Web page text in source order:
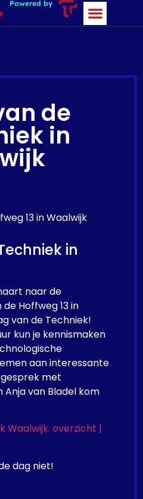
Powered by
de
in
13 in Waalwijk
in
naar de
Hoffweg 13 in
van de Techniek!
kun je kennismaken
aan interessante
gesprek met
van Bladel kom
Waalwijk: overzicht |
dag niet!